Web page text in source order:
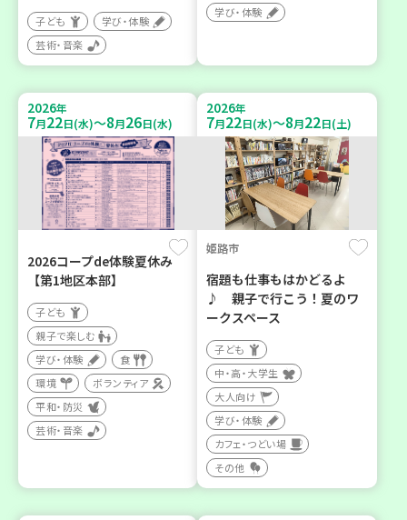
子ども
学び・体験
芸術・音楽
学び・体験
2026年
7月22日(水)～8月26日(水)
2026コープde体験夏休み
【第1地区本部】
子ども
親子で楽しむ
学び・体験
食
環境
ボランティア
平和・防災
芸術・音楽
2026年
7月22日(水)～8月22日(土)
姫路市
宿題も仕事もはかどるよ
♪ 親子で行こう！夏のワ
ークスペース
子ども
中・高・大学生
大人向け
学び・体験
カフェ・つどい場
その他